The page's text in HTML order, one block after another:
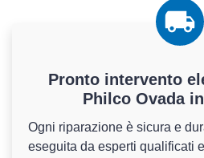
Pronto intervento
Philco Ovada
Ogni riparazione è sicura e
eseguita da esperti qualificati